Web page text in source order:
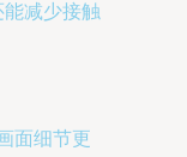
减少接触
面细节更